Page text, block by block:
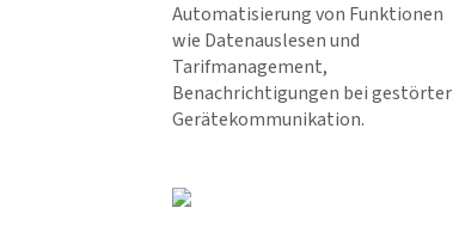
Automatisierung von Funktionen
wie Datenauslesen und
Tarifmanagement,
Benachrichtigungen bei gestörter
Gerätekommunikation.